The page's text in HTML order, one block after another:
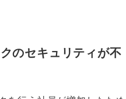
のセキュリティが不